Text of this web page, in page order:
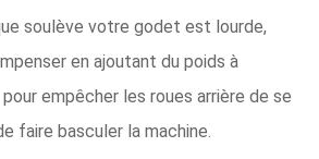
soulève votre godet est lourde,
en ajoutant du poids à
empêcher les roues arrière de se
faire basculer la machine.